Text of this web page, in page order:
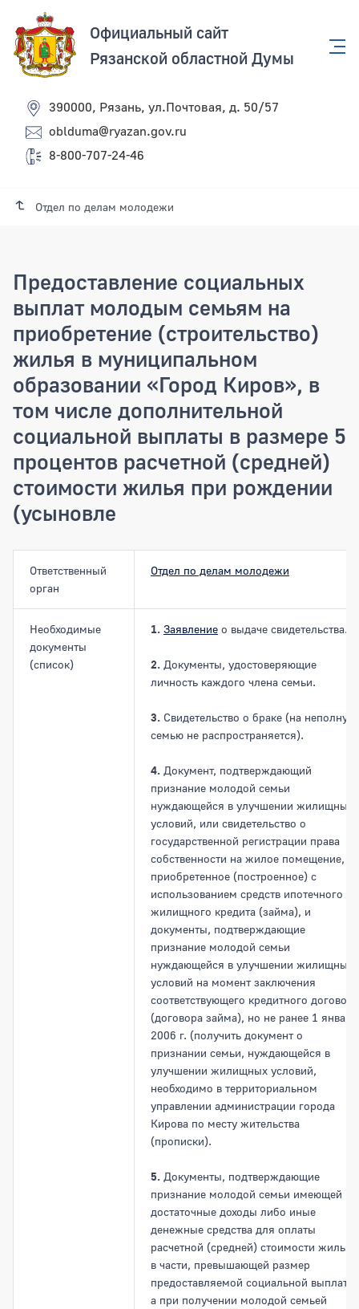
Официальный сайт
Рязанской областной Думы
390000, Рязань, ул.Почтовая, д. 50/57
oblduma@ryazan.gov.ru
8-800-707-24-46
Отдел по делам молодежи
Предоставление социальных
выплат молодым семьям на
приобретение (строительство)
жилья в муниципальном
образовании «Город Киров», в
том числе дополнительной
социальной выплаты в размере 5
процентов расчетной (средней)
стоимости жилья при рождении
(усыновле
Ответственный
орган
Отдел по делам молодежи
Необходимые
документы
(список)
1. Заявление о выдаче свидетельства.
2. Документы, удостоверяющие
личность каждого члена семьи.
3. Свидетельство о браке (на неполную
семью не распространяется).
4. Документ, подтверждающий
признание молодой семьи
нуждающейся в улучшении жилищных
условий, или свидетельство о
государственной регистрации права
собственности на жилое помещение,
приобретенное (построенное) с
использованием средств ипотечного
жилищного кредита (займа), и
документы, подтверждающие
признание молодой семьи
нуждающейся в улучшении жилищных
условий на момент заключения
соответствующего кредитного договора
(договора займа), но не ранее 1 января
2006 г. (получить документ о
признании семьи, нуждающейся в
улучшении жилищных условий,
необходимо в территориальном
управлении администрации города
Кирова по месту жительства
(прописки).
5. Документы, подтверждающие
признание молодой семьи имеющей
достаточные доходы либо иные
денежные средства для оплаты
расчетной (средней) стоимости жилья
в части, превышающей размер
предоставляемой социальной выплаты,
а при получении молодой семьей